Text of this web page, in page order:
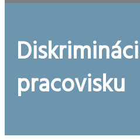
pracovisku